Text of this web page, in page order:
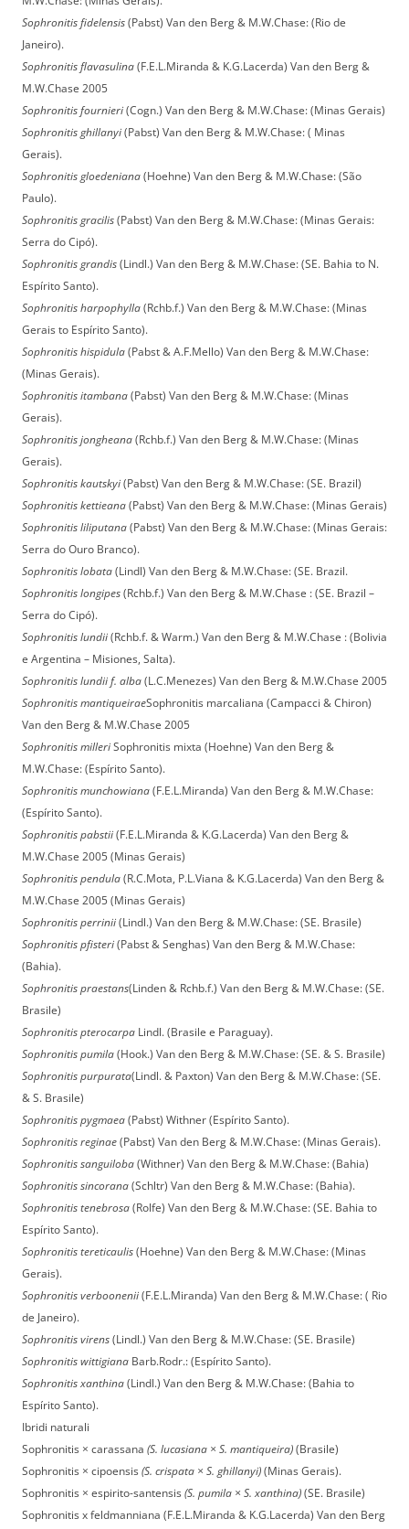
Sophronitis fidelensis (Pabst) Van den Berg & M.W.Chase: (Rio de
Janeiro).
Sophronitis flavasulina (F.E.L.Miranda & K.G.Lacerda) Van den Berg &
M.W.Chase 2005
Sophronitis fournieri (Cogn.) Van den Berg & M.W.Chase: (Minas Gerais)
Sophronitis ghillanyi (Pabst) Van den Berg & M.W.Chase: ( Minas
Gerais).
Sophronitis gloedeniana (Hoehne) Van den Berg & M.W.Chase: (São
Paulo).
Sophronitis gracilis (Pabst) Van den Berg & M.W.Chase: (Minas Gerais:
Serra do Cipó).
Sophronitis grandis (Lindl.) Van den Berg & M.W.Chase: (SE. Bahia to N.
Espírito Santo).
Sophronitis harpophylla (Rchb.f.) Van den Berg & M.W.Chase: (Minas
Gerais to Espírito Santo).
Sophronitis hispidula (Pabst & A.F.Mello) Van den Berg & M.W.Chase:
(Minas Gerais).
Sophronitis itambana (Pabst) Van den Berg & M.W.Chase: (Minas
Gerais).
Sophronitis jongheana (Rchb.f.) Van den Berg & M.W.Chase: (Minas
Gerais).
Sophronitis kautskyi (Pabst) Van den Berg & M.W.Chase: (SE. Brazil)
Sophronitis kettieana (Pabst) Van den Berg & M.W.Chase: (Minas Gerais)
Sophronitis liliputana (Pabst) Van den Berg & M.W.Chase: (Minas Gerais:
Serra do Ouro Branco).
Sophronitis lobata (Lindl) Van den Berg & M.W.Chase: (SE. Brazil.
Sophronitis longipes (Rchb.f.) Van den Berg & M.W.Chase : (SE. Brazil –
Serra do Cipó).
Sophronitis lundii (Rchb.f. & Warm.) Van den Berg & M.W.Chase : (Bolivia
e Argentina – Misiones, Salta).
Sophronitis lundii f. alba (L.C.Menezes) Van den Berg & M.W.Chase 2005
Sophronitis mantiqueiraeSophronitis marcaliana (Campacci & Chiron)
Van den Berg & M.W.Chase 2005
Sophronitis milleri Sophronitis mixta (Hoehne) Van den Berg &
M.W.Chase: (Espírito Santo).
Sophronitis munchowiana (F.E.L.Miranda) Van den Berg & M.W.Chase:
(Espírito Santo).
Sophronitis pabstii (F.E.L.Miranda & K.G.Lacerda) Van den Berg &
M.W.Chase 2005 (Minas Gerais)
Sophronitis pendula (R.C.Mota, P.L.Viana & K.G.Lacerda) Van den Berg &
M.W.Chase 2005 (Minas Gerais)
Sophronitis perrinii (Lindl.) Van den Berg & M.W.Chase: (SE. Brasile)
Sophronitis pfisteri (Pabst & Senghas) Van den Berg & M.W.Chase:
(Bahia).
Sophronitis praestans(Linden & Rchb.f.) Van den Berg & M.W.Chase: (SE.
Brasile)
Sophronitis pterocarpa Lindl. (Brasile e Paraguay).
Sophronitis pumila (Hook.) Van den Berg & M.W.Chase: (SE. & S. Brasile)
Sophronitis purpurata(Lindl. & Paxton) Van den Berg & M.W.Chase: (SE.
& S. Brasile)
Sophronitis pygmaea (Pabst) Withner (Espírito Santo).
Sophronitis reginae (Pabst) Van den Berg & M.W.Chase: (Minas Gerais).
Sophronitis sanguiloba (Withner) Van den Berg & M.W.Chase: (Bahia)
Sophronitis sincorana (Schltr) Van den Berg & M.W.Chase: (Bahia).
Sophronitis tenebrosa (Rolfe) Van den Berg & M.W.Chase: (SE. Bahia to
Espírito Santo).
Sophronitis tereticaulis (Hoehne) Van den Berg & M.W.Chase: (Minas
Gerais).
Sophronitis verboonenii (F.E.L.Miranda) Van den Berg & M.W.Chase: ( Rio
de Janeiro).
Sophronitis virens (Lindl.) Van den Berg & M.W.Chase: (SE. Brasile)
Sophronitis wittigiana Barb.Rodr.: (Espírito Santo).
Sophronitis xanthina (Lindl.) Van den Berg & M.W.Chase: (Bahia to
Espírito Santo).
Ibridi naturali
Sophronitis × carassana (S. lucasiana × S. mantiqueira) (Brasile)
Sophronitis × cipoensis (S. crispata × S. ghillanyi) (Minas Gerais).
Sophronitis × espirito-santensis (S. pumila × S. xanthina) (SE. Brasile)
Sophronitis x feldmanniana (F.E.L.Miranda & K.G.Lacerda) Van den Berg